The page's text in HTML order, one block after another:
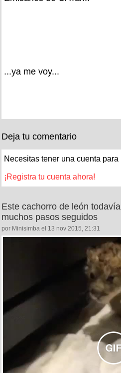
...ya me voy...
Deja tu comentario
Necesitas tener una cuenta
¡Registra tu cuenta ahora!
Este cachorro de león
muchos pasos seguidos
por Minisimba el 13 nov 2015, 21:31